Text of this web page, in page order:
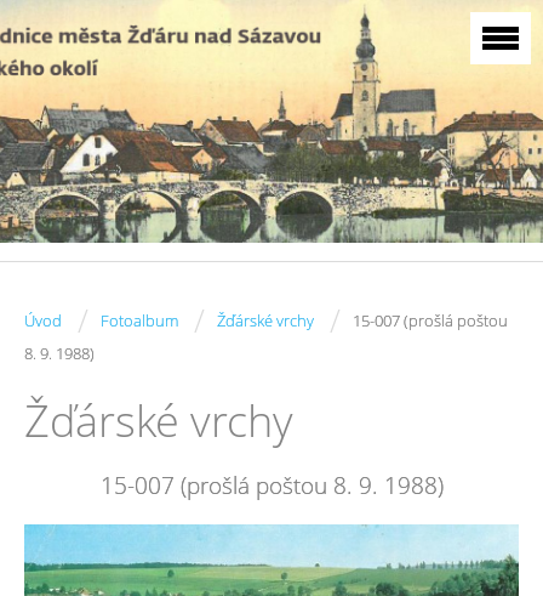
Úvod / Fotoalbum / Žďárské vrchy /
15-007 (prošlá poštou
8. 9. 1988)
Žďárské vrchy
15-007 (prošlá poštou 8. 9. 1988)